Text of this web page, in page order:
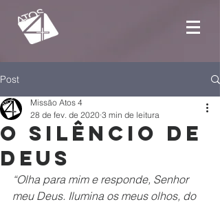
Post
O silêncio de
Deus
Missão Atos 4
28 de fev. de 2020 3 min de leitura
“Olha para mim e responde, Senhor
meu Deus. Ilumina os meus olhos, do